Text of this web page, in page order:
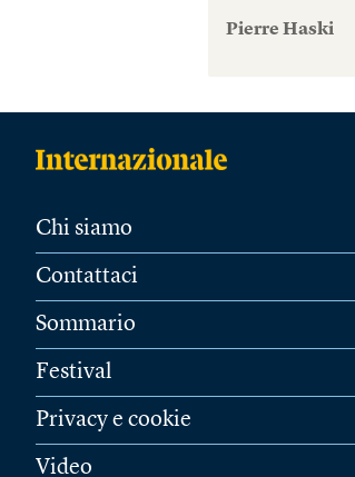
Pierre Haski
Chi siamo
Contattaci
Sommario
Festival
Privacy e cookie
Video